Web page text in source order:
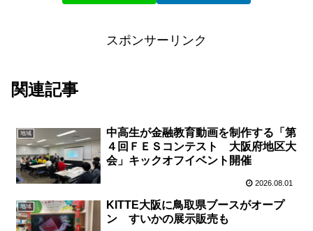
スポンサーリンク
関連記事
地域
中高生が金融教育動画を制作する「第
４回ＦＥＳコンテスト 大阪府地区大
会」キックオフイベント開催
2026.08.01
地域
KITTE大阪に鳥取県ブースがオープ
ン すいかの展示販売も